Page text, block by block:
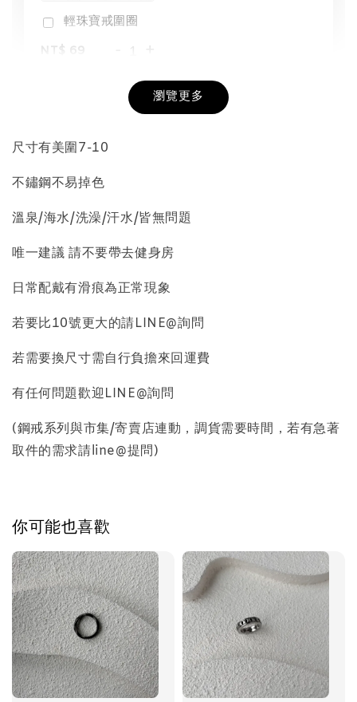
輕珠寶戒圍圈
NT$ 69
+
NT$ 298
NT$ 399
- +
飾品禮物盒加價購
瀏覽更多
尺寸有美圍7-10
不鏽鋼不易掉色
溫泉/海水/洗澡/汗水/皆無問題
唯一建議 請不要帶去健身房
日常配戴有滑痕為正常現象
若要比10號更大的請LINE@詢問
若需要換尺寸需自行負擔來回運費
有任何問題歡迎LINE@詢問
(鋼戒系列與市集/寄賣店連動，調貨需要時間，若有急著
取件的需求請line@提問)
你可能也喜歡